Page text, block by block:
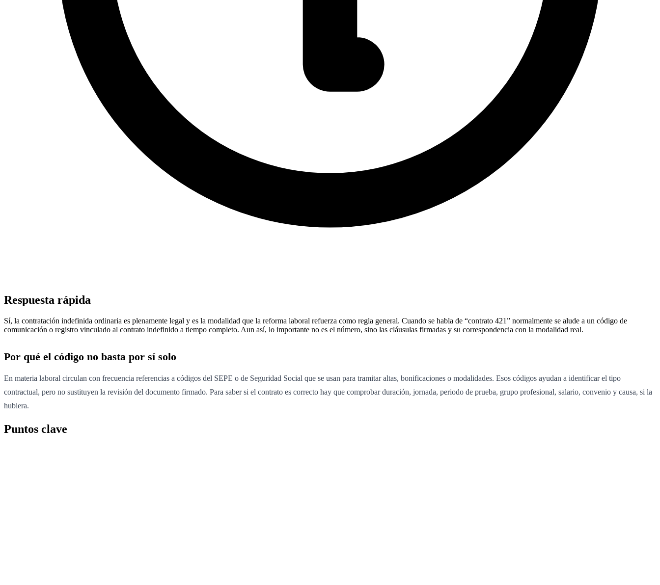
Respuesta rápida
Sí, la contratación indefinida ordinaria es plenamente legal y es la modalidad que la reforma laboral refuerza como regla general. Cuando se habla de “contrato 421” normalmente se alude a un código de
comunicación o registro vinculado al contrato indefinido a tiempo completo. Aun así, lo importante no es el número, sino las cláusulas firmadas y su correspondencia con la modalidad real.
Por qué el código no basta por sí solo
En materia laboral circulan con frecuencia referencias a códigos del SEPE o de Seguridad Social que se usan para tramitar altas, bonificaciones o modalidades. Esos códigos ayudan a identificar el tipo
contractual, pero no sustituyen la revisión del documento firmado. Para saber si el contrato es correcto hay que comprobar duración, jornada, periodo de prueba, grupo profesional, salario, convenio y causa, si la
hubiera.
Puntos clave